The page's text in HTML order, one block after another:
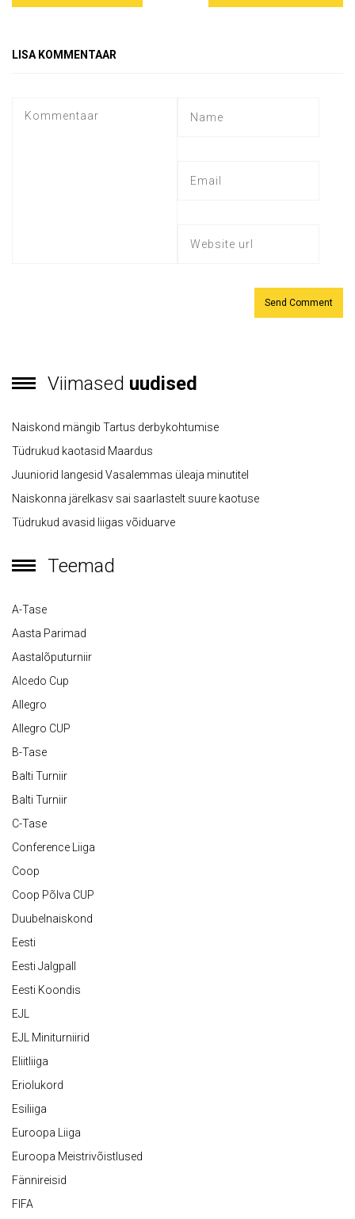
LISA KOMMENTAAR
Viimased uudised
Naiskond mängib Tartus derbykohtumise
Tüdrukud kaotasid Maardus
Juuniorid langesid Vasalemmas üleaja minutitel
Naiskonna järelkasv sai saarlastelt suure kaotuse
Tüdrukud avasid liigas võiduarve
Teemad
A-Tase
Aasta Parimad
Aastalõputurniir
Alcedo Cup
Allegro
Allegro CUP
B-Tase
Balti Turniir
Balti Turniir
C-Tase
Conference Liiga
Coop
Coop Põlva CUP
Duubelnaiskond
Eesti
Eesti Jalgpall
Eesti Koondis
EJL
EJL Miniturniirid
Eliitliiga
Eriolukord
Esiliiga
Euroopa Liiga
Euroopa Meistrivõistlused
Fännireisid
FIFA